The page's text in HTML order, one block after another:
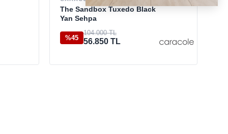
The Sandbox Tuxedo Black
Yan Sehpa
%45
104.000 TL
56.850 TL